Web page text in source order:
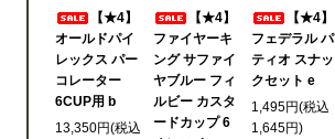
【★4】
オールドパイ
レックス パー
コレーター
6CUP用 b
13,350円(税込
【★4】
ファイヤーキ
ング サファイ
ヤブルー フィ
ルビー カスタ
ードカップ 6
【★4】
フェデラル パ
ティオ スナッ
クセット e
1,495円(税込
1,645円)